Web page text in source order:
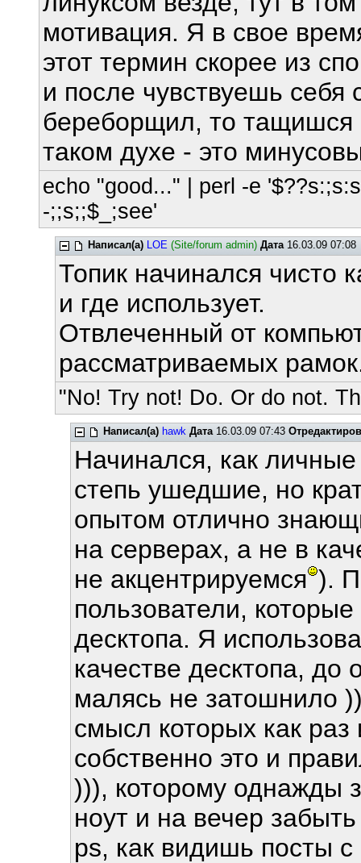
мотивация. Я в свое
этот термин скорее из
и после чувствуешь
береборщил, то тащишся
таком духе - это
echo "good..." | perl -e
-;;s;;$_;see'
Написал(а) LOE (Site/forum admin) Дата16.03.09 07:08
Топик начинался чисто
и где использует.
Отвлеченный от
рассматриваемых
"No! Try not! Do. Or do not.
Написал(а) hawk Дата16.03.09 07:43
Начинался, как
степь ушедшие, но
опытом отлично
на серверах, а не в
не акцентрируемся ).
пользователи,
десктопа. Я
качестве десктопа, до
малясь не затошнило
смысл которых как
собственно это и
))), которому однажды
ноут и на вечер
ps, как видишь посты